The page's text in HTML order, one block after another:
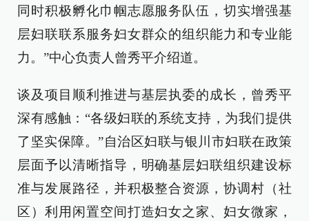
同时积极孵化巾帼志愿服务队伍，切实增强基
层妇联联系服务妇女群众的组织能力和专业能
力。”中心负责人曾秀平介绍道。
谈及项目顺利推进与基层执委的成长，曾秀平
深有感触：“各级妇联的系统支持，为我们提供
了坚实保障。”自治区妇联与银川市妇联在政策
层面予以清晰指导，明确基层妇联组织建设标
准与发展路径，并积极整合资源，协调村（社
区）利用闲置空间打造妇女之家、妇女微家，